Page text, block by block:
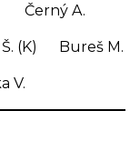
Černý A.
(K) Bureš M.
V.